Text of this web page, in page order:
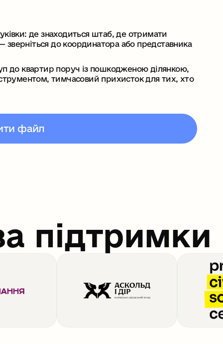
де знаходиться штаб, де отримати
зверніться до координатора або представника
до квартир поруч із пошкодженою ділянкою,
тимчасовий прихисток для тих, хто
файл
підтримки